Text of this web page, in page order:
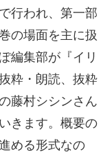
行われ、第一部
の場面を主に扱
編集部が『イリ
粋・朗読、抜粋
藤村シシンさん
きます。概要の
める形式なの